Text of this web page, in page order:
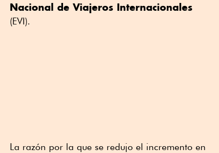
Nacional de Viajeros Internacionales
(EVI).
La razón por la que se redujo el incremento en